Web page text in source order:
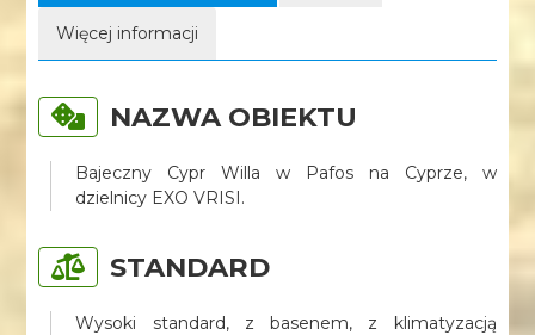
Więcej informacji
NAZWA OBIEKTU
Bajeczny Cypr Willa w Pafos na Cyprze, w
dzielnicy EXO VRISI.
STANDARD
Wysoki standard, z basenem, z klimatyzacją